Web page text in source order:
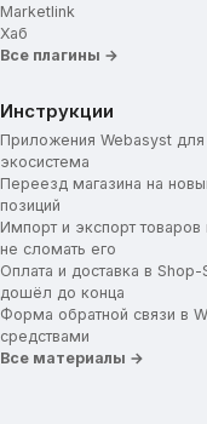
Marketlink
Хаб
Все плагины →
Инструкции
Приложения Webasyst
экосистема
Переезд магазина на
позиций
Импорт и экспорт товаров
не сломать его
Оплата и доставка в Shop-
дошёл до конца
Форма обратной связи в
средствами
Все материалы →